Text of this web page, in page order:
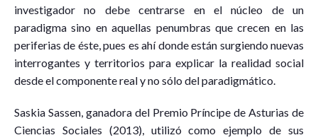
investigador no debe centrarse en el núcleo de un
paradigma sino en aquellas penumbras que crecen en las
periferias de éste, pues es ahí donde están surgiendo nuevas
interrogantes y territorios para explicar la realidad social
desde el componente real y no sólo del paradigmático.
Saskia Sassen, ganadora del Premio Príncipe de Asturias de
Ciencias Sociales (2013), utilizó como ejemplo de sus